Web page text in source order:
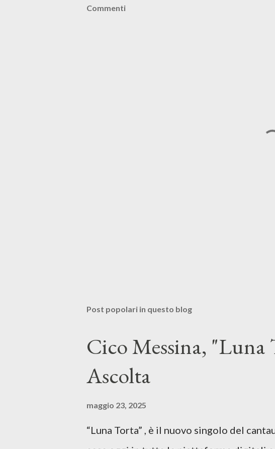
Commenti
Post popolari in questo blog
Cico Messina, "Luna
Ascolta
maggio 23, 2025
“Luna Torta” , è il nuovo singolo del